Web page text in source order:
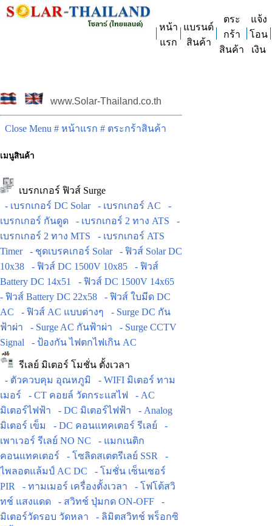
หน้า
แรก
แบรนด์
สินค้า
ตระ
กร้า
สินค้า
แจ้ง
โอน
เงิน
www.Solar-Thailand.co.th
Close Menu # หน้าแรก # ตระกร้าสินค้า
เมนูสินค้า
เบรกเกอร์ ฟิวส์ Surge
- เบรกเกอร์ DC Solar
- เบรกเกอร์ AC
-
เบรกเกอร์ กันดูด
- เบรกเกอร์ 2 ทาง ATS
-
เบรกเกอร์ 2 ทาง MTS
- เบรกเกอร์ ATS
Timer
- ชุดเบรคเกอร์ Solar
- ฟิวส์ Solar DC
10x38
- ฟิวส์ DC 1500V 10x85
- ฟิวส์
Battery DC 14x51
- ฟิวส์ DC 1500V 14x65
- ฟิวส์ Battery DC 22x58
- ฟิวส์ ใบมีด DC
AC
- ฟิวส์ AC แบบต่างๆ
- Surge DC กัน
ฟ้าผ่า
- Surge AC กันฟ้าผ่า
- Surge CCTV
Signal
- ป้องกัน ไฟตกไฟเกิน AC
รีเลย์ มิเตอร์ โมชั่น ตั้งเวลา
- ตัวควบคุม อุณหภูมิ
- WIFI มิเตอร์ ทาม
เมอร์
- CT คอยล์ วัดกระแสไฟ
- AC
มิเตอร์ไฟฟ้า
- DC มิเตอร์ไฟฟ้า
- Analog
มิเตอร์ เข็ม
- DC คอนแทคเตอร์ รีเลย์
-
เพาเวอร์ รีเลย์ NO NC
- แมกเนติก
คอนแทคเตอร์
- โซลิดสเตตรีเลย์ SSR
-
ไพลอตแล้มป์ AC DC
- โมชั่น เซ็นเซอร์
PIR
- ทามเมอร์ เครื่องตั้งเวลา
- โฟโต้สวิ
ทช์ แสงแดด
- สวิทช์ ปุ่มกด ON-OFF
-
มิเตอร์วัดรอบ วัดหลา
- ลิมิตสวิทช์ พร็อกซิ